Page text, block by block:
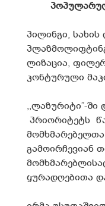
პილინგი, სახის
ლიზაცია,
კონტურული
,,ლაზურიტი”-ში
პრიორიტეტს
გამოირჩევიან
ყურადღებითა